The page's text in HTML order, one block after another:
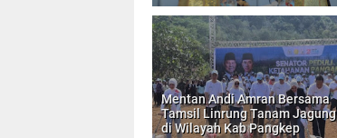
Mentan Andi Amran Bersama
Tamsil Linrung Tanam Jagung
di Wilayah Kab Pangkep